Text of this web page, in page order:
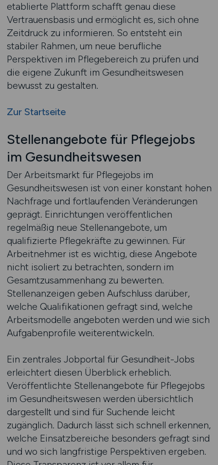
etablierte Plattform schafft genau diese
Vertrauensbasis und ermöglicht es, sich ohne
Zeitdruck zu informieren. So entsteht ein
stabiler Rahmen, um neue berufliche
Perspektiven im Pflegebereich zu prüfen und
die eigene Zukunft im Gesundheitswesen
bewusst zu gestalten.
Zur Startseite
Stellenangebote für Pflegejobs
im Gesundheitswesen
Der Arbeitsmarkt für Pflegejobs im
Gesundheitswesen ist von einer konstant hohen
Nachfrage und fortlaufenden Veränderungen
geprägt. Einrichtungen veröffentlichen
regelmäßig neue Stellenangebote, um
qualifizierte Pflegekräfte zu gewinnen. Für
Arbeitnehmer ist es wichtig, diese Angebote
nicht isoliert zu betrachten, sondern im
Gesamtzusammenhang zu bewerten.
Stellenanzeigen geben Aufschluss darüber,
welche Qualifikationen gefragt sind, welche
Arbeitsmodelle angeboten werden und wie sich
Aufgabenprofile weiterentwickeln.
Ein zentrales Jobportal für Gesundheit-Jobs
erleichtert diesen Überblick erheblich.
Veröffentlichte Stellenangebote für Pflegejobs
im Gesundheitswesen werden übersichtlich
dargestellt und sind für Suchende leicht
zugänglich. Dadurch lässt sich schnell erkennen,
welche Einsatzbereiche besonders gefragt sind
und wo sich langfristige Perspektiven ergeben.